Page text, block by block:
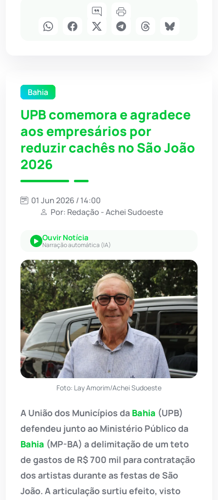
Bahia
UPB comemora e agradece
aos empresários por
reduzir cachês no São João
2026
01 Jun 2026 / 14:00
Por: Redação - Achei Sudoeste
Ouvir Notícia
Narração automática (IA)
Foto: Lay Amorim/Achei Sudoeste
A União dos Municípios da Bahia (UPB)
defendeu junto ao Ministério Público da
Bahia (MP-BA) a delimitação de um teto
de gastos de R$ 700 mil para contratação
dos artistas durante as festas de São
João. A articulação surtiu efeito, visto